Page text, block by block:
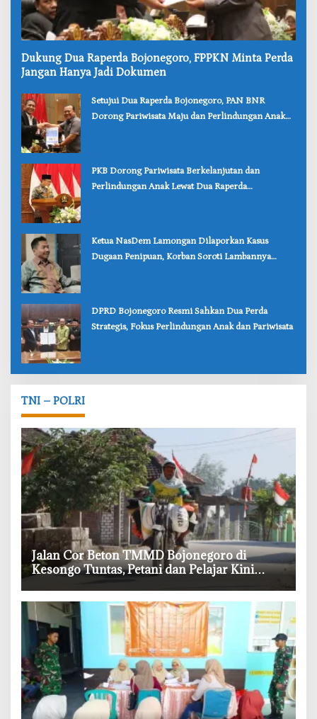
‎Dukung Dua Raperda Bojonegoro, FPPKN Minta Perda
Jangan Hanya Jadi Dokumen
‎Setujui Dua Raperda Bojonegoro, PAN BNR
Dorong Pariwisata Maju dan Perlindungan Anak
‎PKB Dorong Pariwisata Berkelanjutan dan
Perlindungan Anak Lewat Dua Raperda
‎Ketua NasDem Lamongan Dilaporkan Kasus
Dugaan Penipuan, Korban Soroti Lambannya
‎DPRD Bojonegoro Resmi Sahkan Dua Perda
Strategis, Fokus Perlindungan Anak dan Pariwisata
TNI – POLRI
‎Jalan Cor Beton TMMD Bojonegoro di
Kesongo Tuntas, Petani dan Pelajar Kini